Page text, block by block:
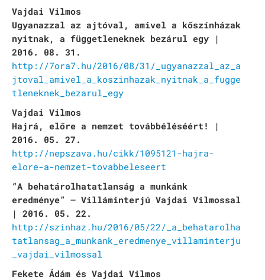
Vajdai Vilmos
Ugyanazzal az ajtóval, amivel a kőszínházak
nyitnak, a függetleneknek bezárul egy |
2016. 08. 31.
http://7ora7.hu/2016/08/31/_ugyanazzal_az_a
jtoval_amivel_a_koszinhazak_nyitnak_a_fugge
tleneknek_bezarul_egy
Vajdai Vilmos
Hajrá, előre a nemzet továbbéléséért! |
2016. 05. 27.
http://nepszava.hu/cikk/1095121-hajra-
elore-a-nemzet-tovabbeleseert
“A behatárolhatatlanság a munkánk
eredménye” – Villáminterjú Vajdai Vilmossal
| 2016. 05. 22.
http://szinhaz.hu/2016/05/22/_a_behatarolha
tatlansag_a_munkank_eredmenye_villaminterju
_vajdai_vilmossal
Fekete Ádám és Vajdai Vilmos